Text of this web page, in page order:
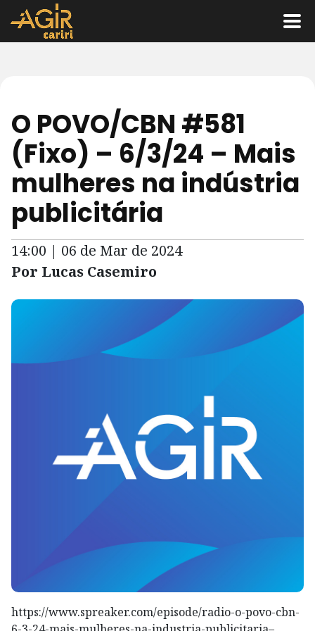
O POVO/CBN #581
(Fixo) – 6/3/24 – Mais
mulheres na indústria
publicitária
14:00 | 06 de Mar de 2024
Por Lucas Casemiro
https://www.spreaker.com/episode/radio-o-povo-cbn-